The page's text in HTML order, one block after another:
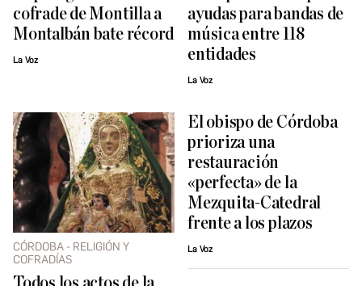
cofrade de Montilla a
Montalbán bate récord
La Voz
ayudas para bandas de
música entre 118
entidades
La Voz
CÓRDOBA - RELIGIÓN Y
COFRADÍAS
El obispo de Córdoba
prioriza una
restauración
«perfecta» de la
Mezquita-Catedral
frente a los plazos
La Voz